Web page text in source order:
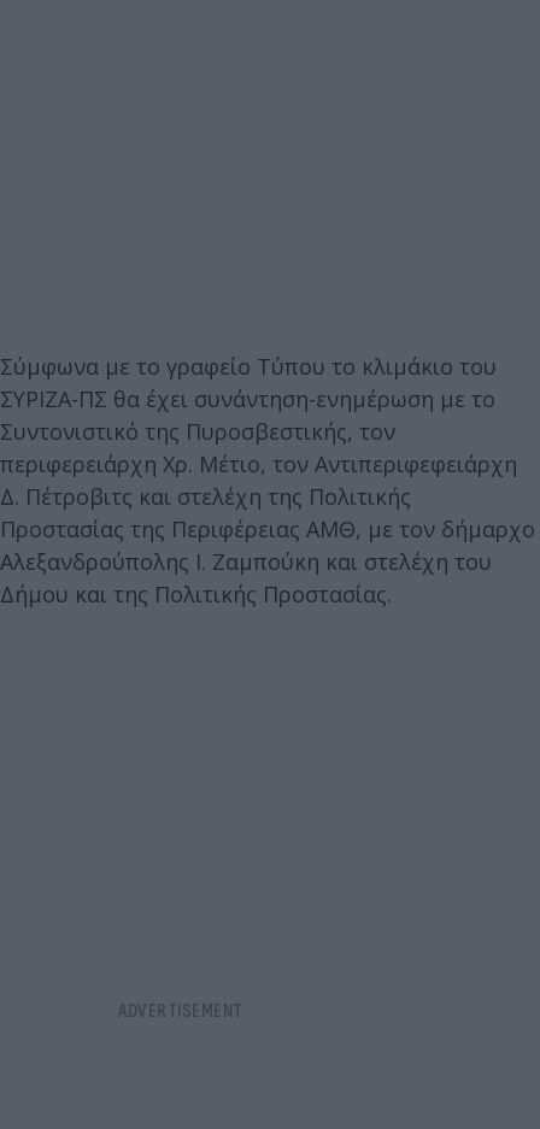
Σύμφωνα με το γραφείο Τύπου το κλιμάκιο του
ΣΥΡΙΖΑ-ΠΣ θα έχει συνάντηση-ενημέρωση με το
Συντονιστικό της Πυροσβεστικής, τον
περιφερειάρχη Χρ. Μέτιο, τον Αντιπεριφεφειάρχη
Δ. Πέτροβιτς και στελέχη της Πολιτικής
Προστασίας της Περιφέρειας ΑΜΘ, με τον δήμαρχο
Αλεξανδρούπολης Ι. Ζαμπούκη και στελέχη του
Δήμου και της Πολιτικής Προστασίας.